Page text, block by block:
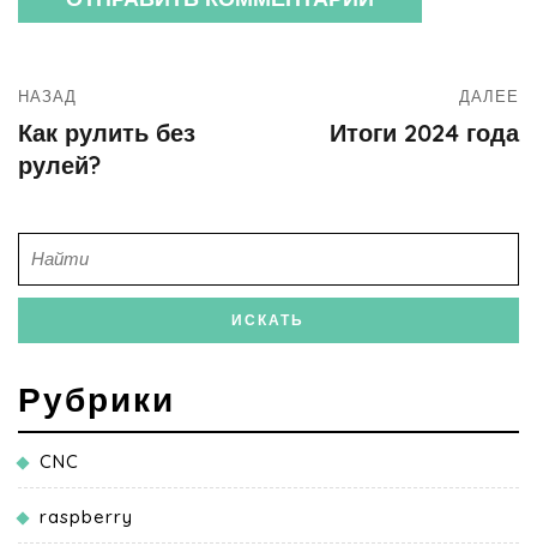
НАЗАД
Как рулить без
рулей?
ДАЛЕЕ
Итоги 2024 года
Рубрики
CNC
raspberry